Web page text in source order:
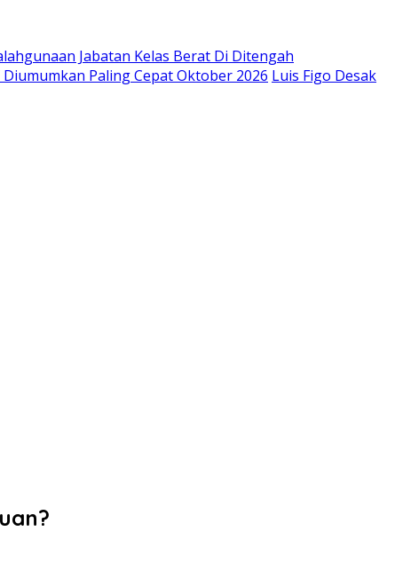
Jabatan Kelas Berat Di Ditengah
Paling Cepat Oktober 2026 Luis Figo Desak